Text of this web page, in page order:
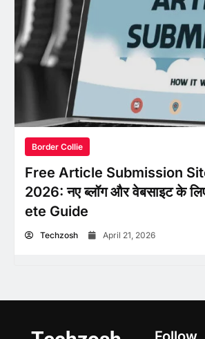
Border Collie
Free Article Submission
2026: नए ब्लॉग और वेबसाइट के
ete Guide
Techzosh April 21, 2026